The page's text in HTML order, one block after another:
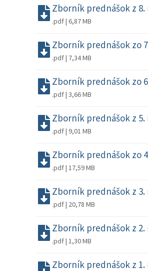
Zborník prednášok z
.pdf | 6,87 MB
Zborník prednášok zo
.pdf | 7,34 MB
Zborník prednášok zo
.pdf | 3,66 MB
Zborník prednášok z
.pdf | 9,01 MB
Zborník prednášok zo
.pdf | 17,59 MB
Zborník prednášok z
.pdf | 20,78 MB
Zborník prednášok z
.pdf | 1,30 MB
Zborník prednášok z